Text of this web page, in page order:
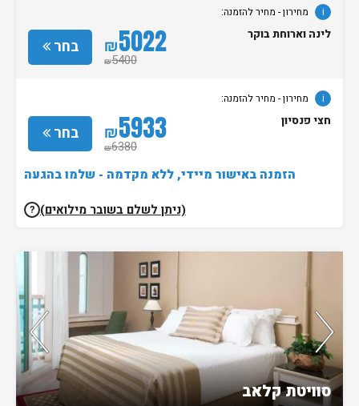
i מחירון- מחיר להזמנה:
בחר ₪5022
₪5400
לינה וארוחת בוקר
i מחירון- מחיר להזמנה:
בחר ₪5933
₪6380
חצי פנסיון
הזמנה באישור מיידי, ללא מקדמה - שלמו בהגעה
(ניתן לשלם בשובר מילואים) ?
סוויטת קלאב